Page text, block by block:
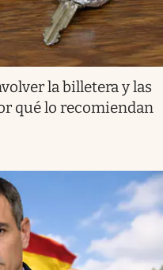
la billetera y las
qué lo recomiendan